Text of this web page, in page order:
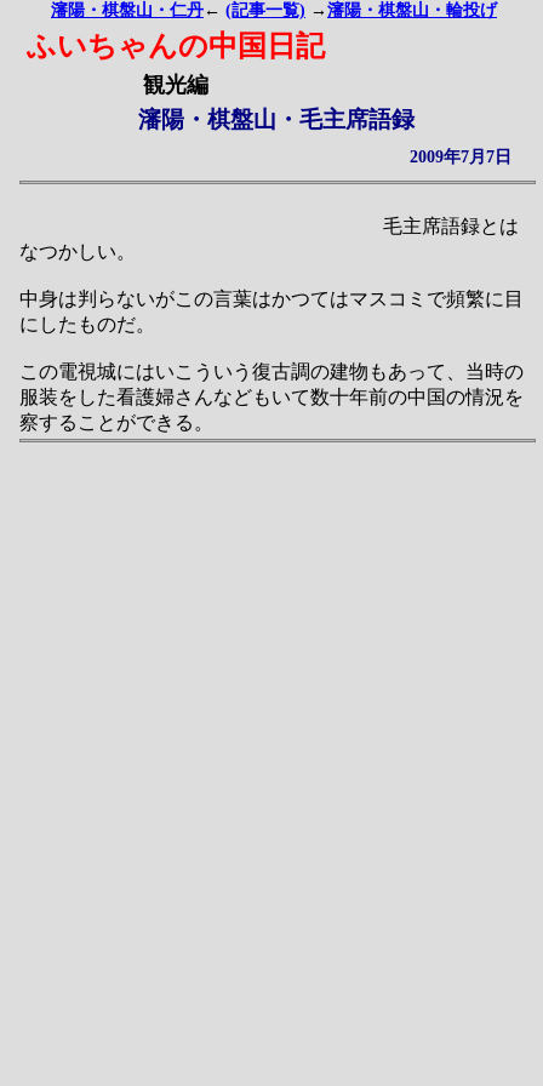
瀋陽・棋盤山・仁丹 ← (記事一覧) → 瀋陽・棋盤山・輪投げ
ふいちゃんの中国日記
観光編
瀋陽・棋盤山・毛主席語録
2009年7月7日
毛主席語録とは
なつかしい。
中身は判らないがこの言葉はかつてはマスコミで頻繁に目
にしたものだ。
この電視城にはいこういう復古調の建物もあって、当時の
服装をした看護婦さんなどもいて数十年前の中国の情況を
察することができる。